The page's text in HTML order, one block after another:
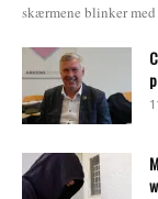
skærmene blinker med